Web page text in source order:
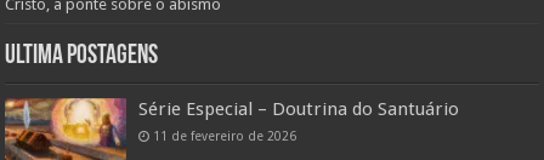
Cristo, a ponte sobre o abismo
Ultima Postagens
Série Especial – Doutrina do Santuário
11 de fevereiro de 2026